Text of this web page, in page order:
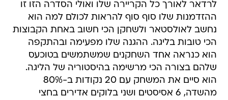
לרדאר לאורך כל הקריירה שלו ואולי הסדרה הזו זו
ההזדמנות שלו סוף סוף להראות לכולם למה הוא
נחשב לאולסטאר ולשחקן הכי חשוב באחת הקבוצות
הכי טובות בליגה. ההגנה שלו מפעימה ובהתקפה
הוא כנראה אחד השחקנים שמשתמשים בטוכעס
שלהם בצורה הכי מרשימה בהיסטוריה של הליגה.
הוא סיים את המשחק עם 20 נקודות ב-80%
מהשדה, 6 אסיסטים ושני בלוקים אדירים בחצי